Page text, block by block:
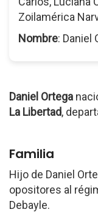
Zoilamérica
Nombre: Daniel
Daniel Ortega
La Libertad,
Familia
Hijo de Daniel
opositores al
Debayle.